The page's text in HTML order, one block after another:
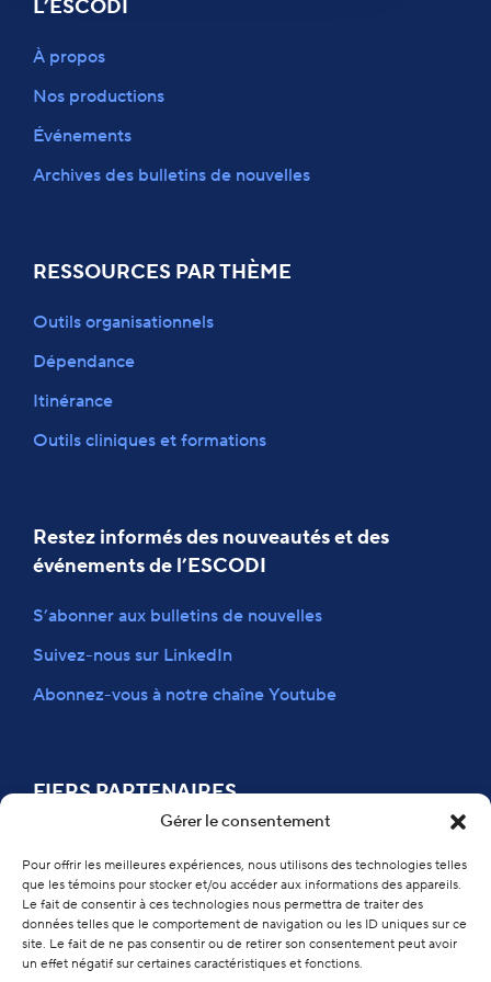
Gérer le consentement
Pour offrir les meilleures expériences, nous utilisons des technologies telles
que les témoins pour stocker et/ou accéder aux informations des appareils.
Le fait de consentir à ces technologies nous permettra de traiter des
données telles que le comportement de navigation ou les ID uniques sur ce
site. Le fait de ne pas consentir ou de retirer son consentement peut avoir
un effet négatif sur certaines caractéristiques et fonctions.
L’ESCODI
À propos
Nos productions
Événements
Archives des bulletins de nouvelles
RESSOURCES PAR THÈME
Outils organisationnels
Dépendance
Itinérance
Outils cliniques et formations
Restez informés des nouveautés et des
événements de l’ESCODI
S’abonner aux bulletins de nouvelles
Suivez-nous sur LinkedIn
Abonnez-vous à notre chaîne Youtube
FIERS PARTENAIRES